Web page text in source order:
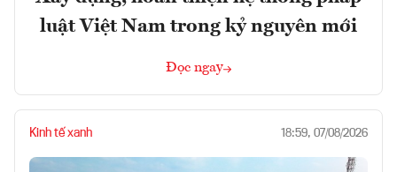
luật Việt Nam trong kỷ nguyên mới
Đọc ngay
Kinh tế xanh 18:59, 07/08/2026